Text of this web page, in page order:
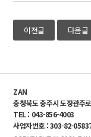
이전글 다음글
ZAN
충청북도 충주시 도장관주
TEL : 043-856-4003
사업자번호 : 303-82-